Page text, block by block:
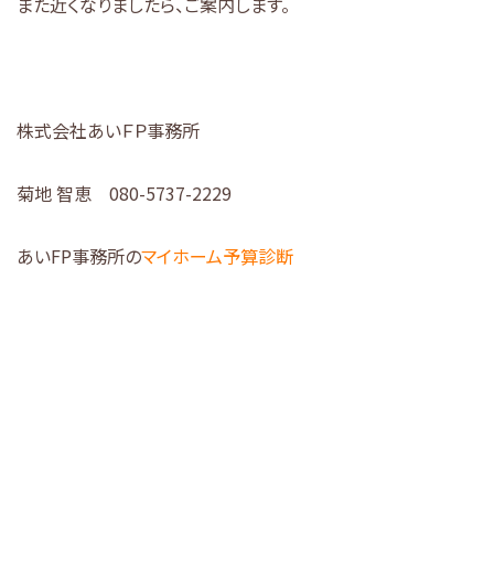
株式会社あいＦＰ事務所
菊地 智恵 080-5737-2229
あいFP事務所のマイホーム予算診断